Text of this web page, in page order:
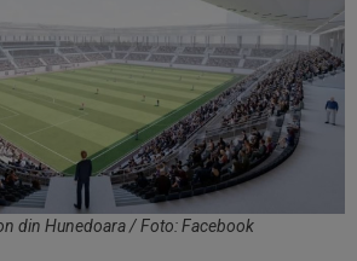
din Hunedoara / Foto: Facebook